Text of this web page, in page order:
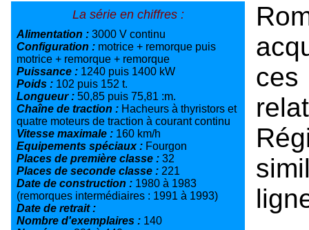
La série en chiffres :
Alimentation : 3000 V continu
Configuration : motrice + remorque puis
motrice + remorque + remorque
Puissance : 1240 puis 1400 kW
Poids : 102 puis 152 t.
Longueur : 50,85 puis 75,81 :m.
Chaîne de traction : Hacheurs à thyristors et
quatre moteurs de traction à courant continu
Vitesse maximale : 160 km/h
Equipements spéciaux : Fourgon
Places de première classe : 32
Places de seconde classe : 221
Date de construction : 1980 à 1983
(remorques intermédiaires : 1991 à 1993)
Date de retrait :
Nombre d'exemplaires : 140